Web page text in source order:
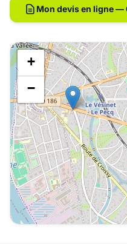
Mon devis en ligne —
+
−